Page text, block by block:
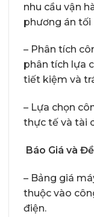
nhu cầu vận
phương án tối
– Phân tích
phân tích lựa
tiết kiệm và
– Lựa chọn
thực tế và tài
Báo Giá và
– Bảng giá
thuộc vào
điện.